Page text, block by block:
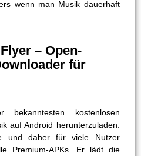
wenn man Musik dauerhaft
– Open-
für
kostenlosen
auf Android herunterzuladen.
und daher für viele Nutzer
Premium-APKs. Er lädt die